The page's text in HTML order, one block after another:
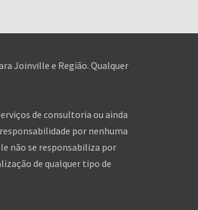
Joinville e Região. Qualquer
de consultoria ou ainda
por nenhuma
não se responsabiliza por
de qualquer tipo de